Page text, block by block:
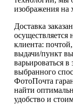
изображения на
Доставка
клиента:
выдачи/пункт
варьироваться в
выбранного
ФотоПочта
найти
удобство и